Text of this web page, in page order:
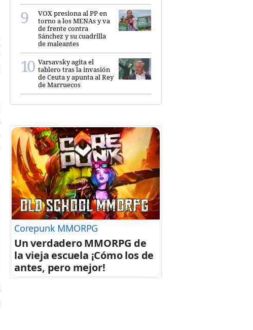
VOX presiona al PP en
torno a los MENAs y va
de frente contra
Sánchez y su cuadrilla
de maleantes
Varsavsky agita el
tablero tras la invasión
de Ceuta y apunta al Rey
de Marruecos
Corepunk MMORPG
Un verdadero MMORPG de
la vieja escuela ¡Cómo los de
antes, pero mejor!